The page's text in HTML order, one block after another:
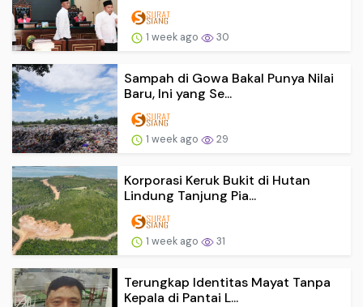
1 week ago 30
Sampah di Gowa Bakal Punya Nilai
Baru, Ini yang Se...
1 week ago 29
Korporasi Keruk Bukit di Hutan
Lindung Tanjung Pia...
1 week ago 31
Terungkap Identitas Mayat Tanpa
Kepala di Pantai L...